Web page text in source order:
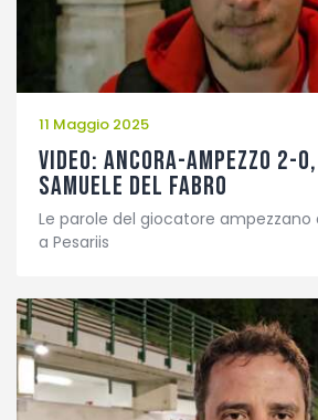
11 Maggio 2025
VIDEO: Ancora-Ampezzo
Samuele Del Fabro
Le parole del giocatore
a Pesariis